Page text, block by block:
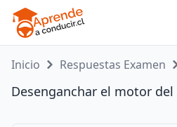
Inicio Respuestas Examen
Desenganchar el motor del